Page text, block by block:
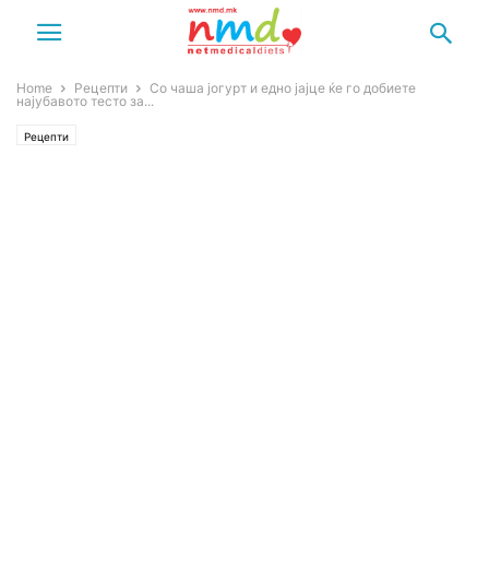
Home Рецепти
Со чаша јогурт и едно јајце ќе го добиете
најубавото тесто за...
Рецепти